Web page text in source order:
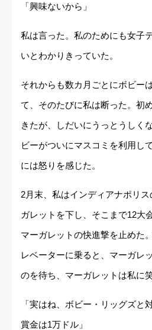
「興味ないから」
私は言った。私のためにも女子
いとわかりきっていた。
それからも数カ月ごとにボビー
て、そのたびに私は断った。初
きたが、しだいにうっとうしく
ビーがついにマスコミを利用し
には怒りを感じた。
2月末、私はインディアナポリ
ガレットを下し、そこまで12大
マーガレットの快進撃を止めた
レベーターに乗ると、マーガレ
のを待ち、マーガレットは私に
「実はね、ボビー・リッグズと
賞金は1万ドル」